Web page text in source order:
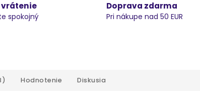
vrátenie
spokojný
Doprava zdarma
Pri nákupe nad 50 EUR
Hodnotenie Diskusia